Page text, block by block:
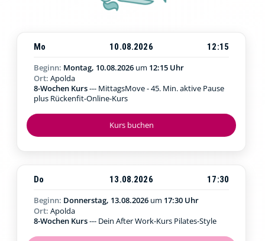
Kurs buchen
Mo 10.08.2026
12:15
Beginn: Montag, 10.08.2026 um 12:15 Uhr
Ort: Apolda
8-Wochen Kurs--- MittagsMove - 45. Min. aktive Pause
plus Rückenfit-Online-Kurs
Do 13.08.2026
17:30
Beginn: Donnerstag, 13.08.2026 um 17:30 Uhr
Ort: Apolda
8-Wochen Kurs--- Dein After Work-Kurs Pilates-Style